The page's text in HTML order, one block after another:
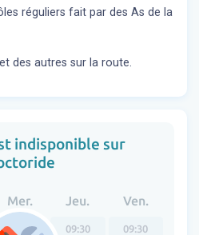
réguliers fait par des As de la
des autres sur la route.
indisponible sur
Mer.
09:30
Jeu.
09:30
Ven.
09:30